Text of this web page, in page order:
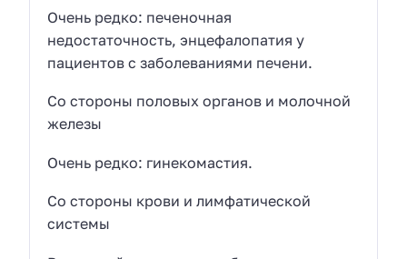
Очень редко: печеночная
недостаточность, энцефалопатия у
пациентов с заболеваниями печени.
Со стороны половых органов и молочной
железы
Очень редко: гинекомастия.
Со стороны крови и лимфатической
системы